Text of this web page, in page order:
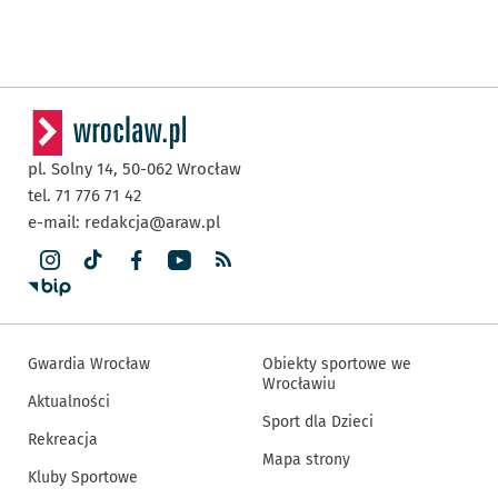
pl. Solny 14, 50-062 Wrocław
tel. 71 776 71 42
e-mail: redakcja@araw.pl
Gwardia Wrocław
Aktualności
Rekreacja
Kluby Sportowe
Obiekty sportowe we
Wrocławiu
Sport dla Dzieci
Mapa strony